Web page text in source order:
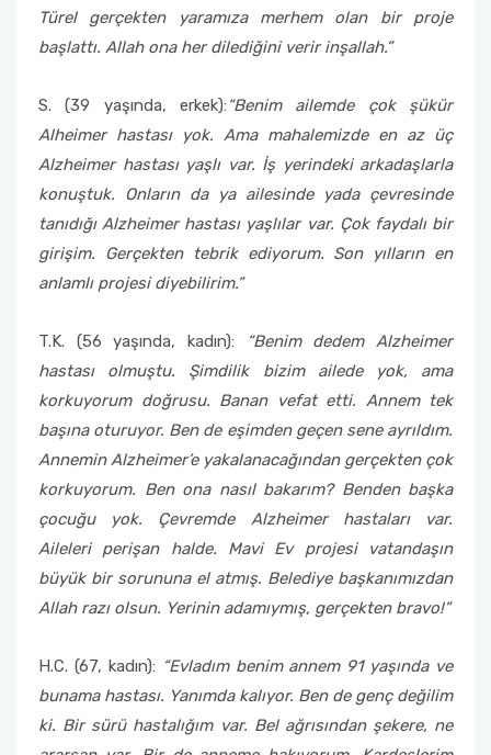
Türel gerçekten yaramıza merhem olan bir proje
başlattı. Allah ona her dilediğini verir inşallah.”
S. (39 yaşında, erkek): “Benim ailemde çok şükür
Alheimer hastası yok. Ama mahalemizde en az üç
Alzheimer hastası yaşlı var. İş yerindeki arkadaşlarla
konuştuk. Onların da ya ailesinde yada çevresinde
tanıdığı Alzheimer hastası yaşlılar var. Çok faydalı bir
girişim. Gerçekten tebrik ediyorum. Son yılların en
anlamlı projesi diyebilirim.”
T.K. (56 yaşında, kadın):
“Benim dedem Alzheimer
hastası olmuştu. Şimdilik bizim ailede yok, ama
korkuyorum doğrusu. Banan vefat etti. Annem tek
başına oturuyor. Ben de eşimden geçen sene ayrıldım.
Annemin Alzheimer’e yakalanacağından gerçekten çok
korkuyorum. Ben ona nasıl bakarım? Benden başka
çocuğu yok. Çevremde Alzheimer hastaları var.
Aileleri perişan halde. Mavi Ev projesi vatandaşın
büyük bir sorununa el atmış. Belediye başkanımızdan
Allah razı olsun. Yerinin adamıymış, gerçekten bravo!”
H.C. (67, kadın): “Evladım benim annem 91 yaşında ve
bunama hastası. Yanımda kalıyor. Ben de genç değilim
ki. Bir sürü hastalığım var. Bel ağrısından şekere, ne